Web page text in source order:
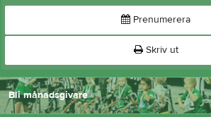
Prenumerera
Skriv ut
Bli månadsgivare